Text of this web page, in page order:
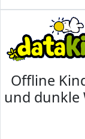
Offline
und dunkle